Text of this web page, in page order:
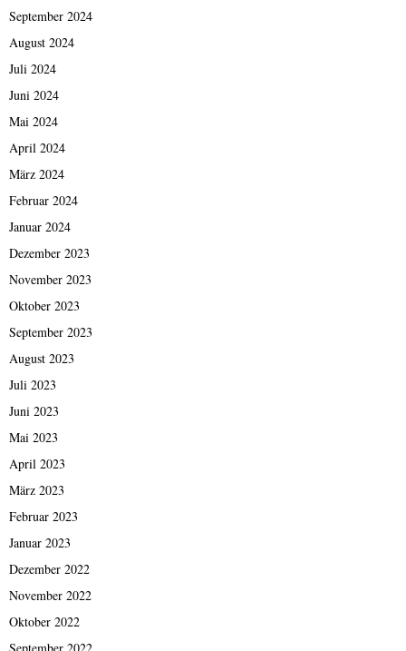
September 2024
August 2024
Juli 2024
Juni 2024
Mai 2024
April 2024
März 2024
Februar 2024
Januar 2024
Dezember 2023
November 2023
Oktober 2023
September 2023
August 2023
Juli 2023
Juni 2023
Mai 2023
April 2023
März 2023
Februar 2023
Januar 2023
Dezember 2022
November 2022
Oktober 2022